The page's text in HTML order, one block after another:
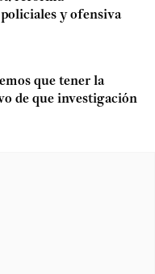
y ofensiva
que tener la
de que investigación